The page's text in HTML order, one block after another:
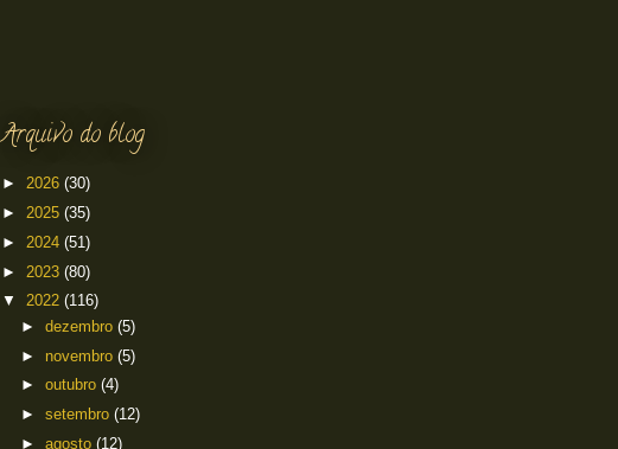
Arquivo do blog
► 2026 (30)
► 2025 (35)
► 2024 (51)
► 2023 (80)
▼ 2022 (116)
► dezembro (5)
► novembro (5)
► outubro (4)
► setembro (12)
► agosto (12)